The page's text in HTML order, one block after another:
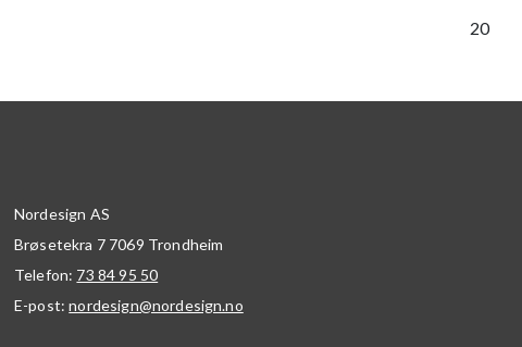
20
Nordesign AS
Brøsetekra 7 7069 Trondheim
Telefon: 73 84 95 50
E-post:nordesign@nordesign.no